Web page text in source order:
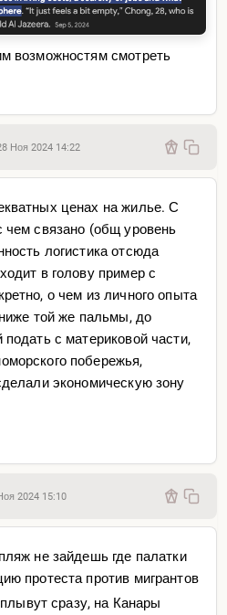
возможностям смотреть
Ноя 2024 14:22
ценах на жилье. С
чем связано (общ уровень
логистика отсюда
в голову пример с
о чем из личного опыта
той же пальмы, до
подать с материковой части,
побережья,
экономическую зону
2024 15:10
не зайдешь где палатки
протеста против мигрантов
сразу, на Канары